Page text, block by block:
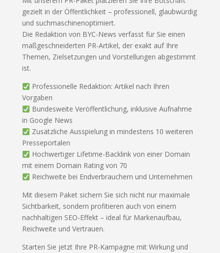
gezielt in der Öffentlichkeit – professionell, glaubwürdig
und suchmaschinenoptimiert.
Die Redaktion von BYC-News verfasst für Sie einen
maßgeschneiderten PR-Artikel, der exakt auf Ihre
Themen, Zielsetzungen und Vorstellungen abgestimmt
ist.
Professionelle Redaktion: Artikel nach Ihren
Vorgaben
Bundesweite Veröffentlichung, inklusive Aufnahme
in Google News
Zusätzliche Ausspielung in mindestens 10 weiteren
Presseportalen
Hochwertiger Lifetime-Backlink von einer Domain
mit einem Domain Rating von 70
Reichweite bei Endverbrauchern und Unternehmen
Mit diesem Paket sichern Sie sich nicht nur maximale
Sichtbarkeit, sondern profitieren auch von einem
nachhaltigen SEO-Effekt – ideal für Markenaufbau,
Reichweite und Vertrauen.
Starten Sie jetzt Ihre PR-Kampagne mit Wirkung und